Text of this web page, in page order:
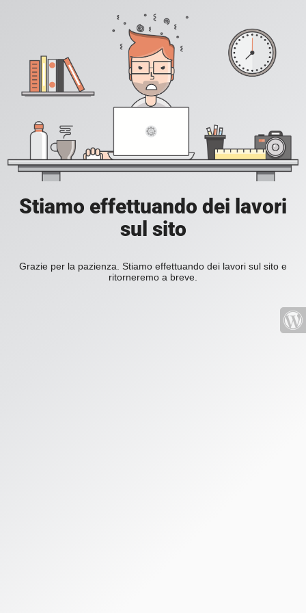
Stiamo effettuando dei lavori
sul sito
Grazie per la pazienza. Stiamo effettuando dei lavori sul sito e
ritorneremo a breve.